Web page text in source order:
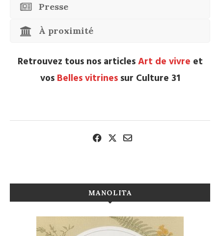
Presse
À proximité
Retrouvez tous nos articlesArt de vivre et
vos Belles vitrinessur Culture 31
MANOLITA